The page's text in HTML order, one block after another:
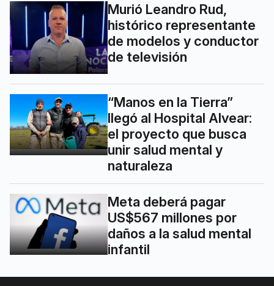
Murió Leandro Rud,
histórico representante
de modelos y conductor
de televisión
“Manos en la Tierra”
llegó al Hospital Alvear:
el proyecto que busca
unir salud mental y
naturaleza
Meta deberá pagar
US$567 millones por
daños a la salud mental
infantil